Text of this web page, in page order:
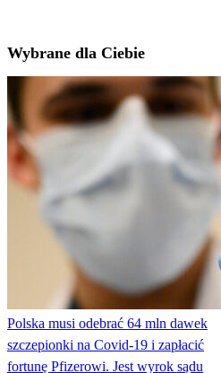
Wybrane dla Ciebie
Polska musi odebrać 64 mln dawek
szczepionki na Covid-19 i zapłacić
fortunę Pfizerowi. Jest wyrok sądu